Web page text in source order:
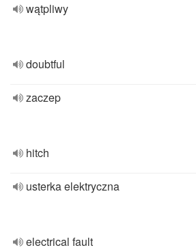
wątpliwy
doubtful
zaczep
hitch
usterka elektryczna
electrical fault